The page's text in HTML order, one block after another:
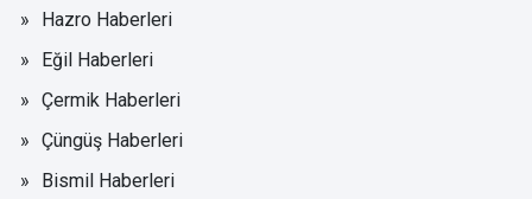
Hazro Haberleri
Eğil Haberleri
Çermik Haberleri
Çüngüş Haberleri
Bismil Haberleri